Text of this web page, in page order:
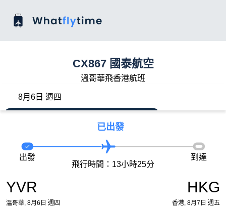
CX867 國泰航空
溫哥華飛香港航班
8月6日 週四
已出發
YVR
溫哥華, 8月6日 週四
出發
飛行時間：13小時25分
到達
HKG
香港, 8月7日 週五